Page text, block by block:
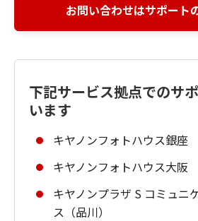
お問い合わせはサポート
下記サービス拠点でのサ
います
キヤノンフォトハウス銀座
キヤノンフォトハウス大阪
キヤノンプラザ S コミュニ
ス（品川）